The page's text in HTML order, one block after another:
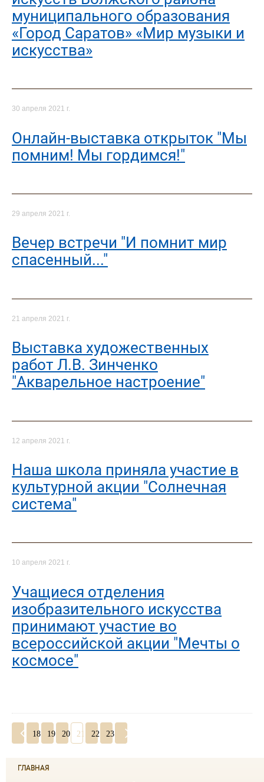
муниципального образования
«Город Саратов» «Мир музыки и
искусства»
30 апреля 2021 г.
Онлайн-выставка открыток "Мы
помним! Мы гордимся!"
29 апреля 2021 г.
Вечер встречи "И помнит мир
спасенный..."
21 апреля 2021 г.
Выставка художественных
работ Л.В. Зинченко
"Акварельное настроение"
12 апреля 2021 г.
Наша школа приняла участие в
культурной акции "Солнечная
система"
10 апреля 2021 г.
Учащиеся отделения
изобразительного искусства
принимают участие во
всероссийской акции "Мечты о
космосе"
18 19 20 21 22 23
ГЛАВНАЯ